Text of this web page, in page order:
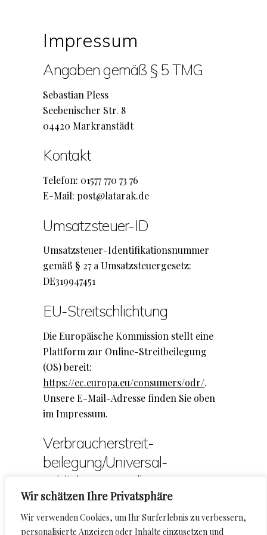
Wir schätzen Ihre Privatsphäre
Wir verwenden Cookies, um Ihr Surferlebnis zu verbessern,
personalisierte Anzeigen oder Inhalte einzusetzen und
Impressum
Angaben gemäß § 5 TMG
Sebastian Pless
Seebenischer Str. 8
04420 Markranstädt
Kontakt
Telefon: 01577 770 73 76
E-Mail: post@latarak.de
Umsatzsteuer-ID
Umsatzsteuer-Identifikationsnummer
gemäß § 27 a Umsatzsteuergesetz:
DE319947451
EU-Streitschlichtung
Die Europäische Kommission stellt eine
Plattform zur Online-Streitbeilegung
(OS) bereit:
https://ec.europa.eu/consumers/odr/.
Unsere E-Mail-Adresse finden Sie oben
im Impressum.
Verbraucher­streit­
beilegung/Universal­
schlichtungs­stelle
Wir sind nicht bereit oder verpflichtet,
an Streitbeilegungsverfahren vor einer